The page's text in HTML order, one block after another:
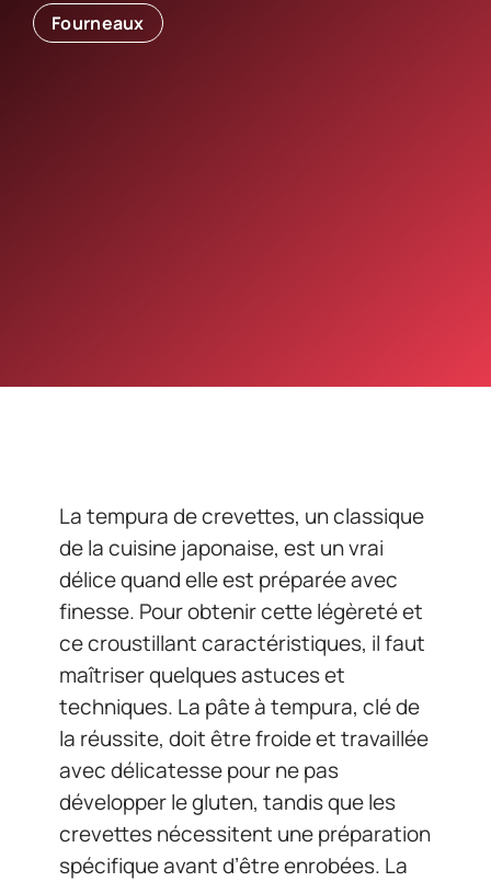
Fourneaux
La tempura de crevettes, un classique
de la cuisine japonaise, est un vrai
délice quand elle est préparée avec
finesse. Pour obtenir cette légèreté et
ce croustillant caractéristiques, il faut
maîtriser quelques astuces et
techniques. La pâte à tempura, clé de
la réussite, doit être froide et travaillée
avec délicatesse pour ne pas
développer le gluten, tandis que les
crevettes nécessitent une préparation
spécifique avant d’être enrobées. La